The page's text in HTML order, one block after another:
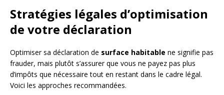
Stratégies légales d’optimisation
de votre déclaration
Optimiser sa déclaration de surface habitable ne signifie pas
frauder, mais plutôt s’assurer que vous ne payez pas plus
d’impôts que nécessaire tout en restant dans le cadre légal.
Voici les approches recommandées.